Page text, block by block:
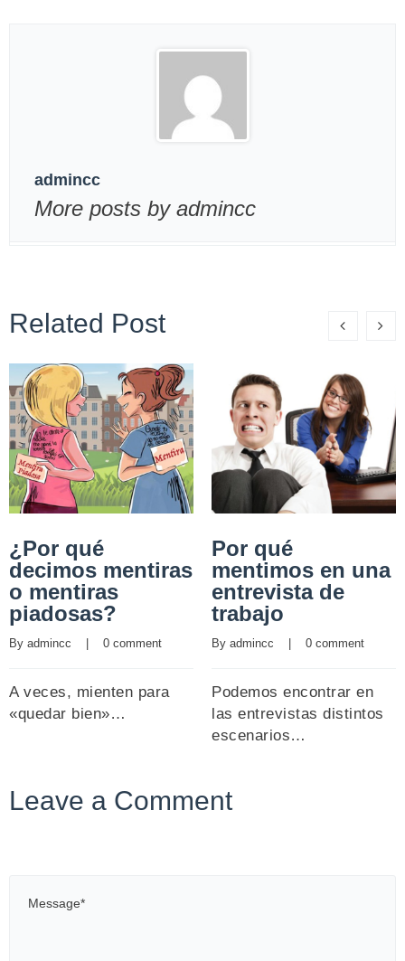
admincc
More posts by admincc
Related Post
¿Por qué
decimos mentiras
o mentiras
piadosas?
By admincc 0 comment
A veces, mienten para
«quedar bien»…
Por qué
mentimos en una
entrevista de
trabajo
By admincc 0 comment
Podemos encontrar en
las entrevistas distintos
escenarios…
Leave a Comment